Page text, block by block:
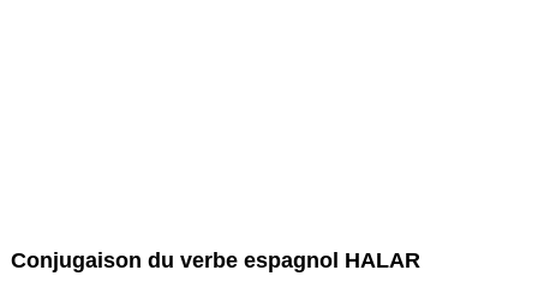
Conjugaison du verbe espagnol HALAR